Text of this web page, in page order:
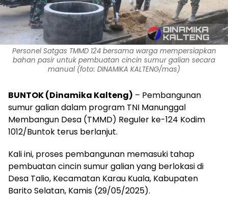
Personel Satgas TMMD 124 bersama warga mempersiapkan
bahan pasir untuk pembuatan cincin sumur galian secara
manual (foto: DINAMIKA KALTENG/mas)
BUNTOK (Dinamika Kalteng) – Pembangunan
sumur galian dalam program TNI Manunggal
Membangun Desa (TMMD) Reguler ke-124 Kodim
1012/Buntok terus berlanjut.
Kali ini, proses pembangunan memasuki tahap
pembuatan cincin sumur galian yang berlokasi di
Desa Talio, Kecamatan Karau Kuala, Kabupaten
Barito Selatan, Kamis (29/05/2025).